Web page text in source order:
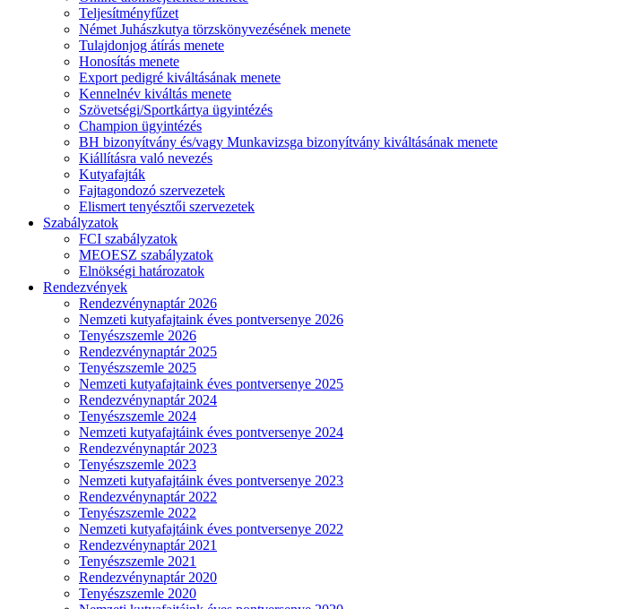
Teljesítményfűzet
Német Juhászkutya törzskönyvezésének menete
Tulajdonjog átírás menete
Honosítás menete
Export pedigré kiváltásának menete
Kennelnév kiváltás menete
Szövetségi/Sportkártya ügyintézés
Champion ügyintézés
BH bizonyítvány és/vagy Munkavizsga bizonyítvány kiváltásának menete
Kiállításra való nevezés
Kutyafajták
Fajtagondozó szervezetek
Elismert tenyésztői szervezetek
Szabályzatok
FCI szabályzatok
MEOESZ szabályzatok
Elnökségi határozatok
Rendezvények
Rendezvénynaptár 2026
Nemzeti kutyafajtaink éves pontversenye 2026
Tenyészszemle 2026
Rendezvénynaptár 2025
Tenyészszemle 2025
Nemzeti kutyafajtaink éves pontversenye 2025
Rendezvénynaptár 2024
Tenyészszemle 2024
Nemzeti kutyafajtáink éves pontversenye 2024
Rendezvénynaptár 2023
Tenyészszemle 2023
Nemzeti kutyafajtáink éves pontversenye 2023
Rendezvénynaptár 2022
Tenyészszemle 2022
Nemzeti kutyafajtáink éves pontversenye 2022
Rendezvénynaptár 2021
Tenyészszemle 2021
Rendezvénynaptár 2020
Tenyészszemle 2020